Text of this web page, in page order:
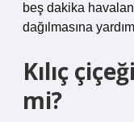
beş dakika
dağılmasına
Kılıç
mi?